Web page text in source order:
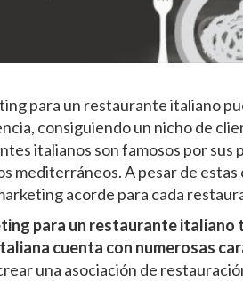
para un restaurante italiano
consiguiendo un nicho de
italianos son famosos por sus
mediterráneos. A pesar de
acorde para cada
para un restaurante italiano
cuenta con numerosas
una asociación de